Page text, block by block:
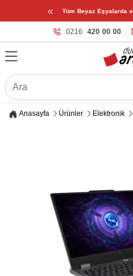
« Tüm Beyaz Eşyalarda
0216 420 00 00
Anasayfa Ürünler Elektronik